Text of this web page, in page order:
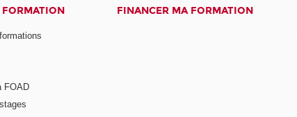
FOAD
FINANCER MA FORMATION